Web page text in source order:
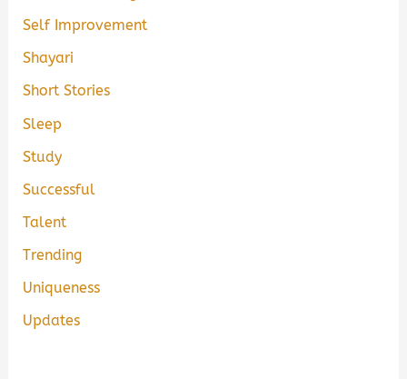
Self Improvement
Shayari
Short Stories
Sleep
Study
Successful
Talent
Trending
Uniqueness
Updates